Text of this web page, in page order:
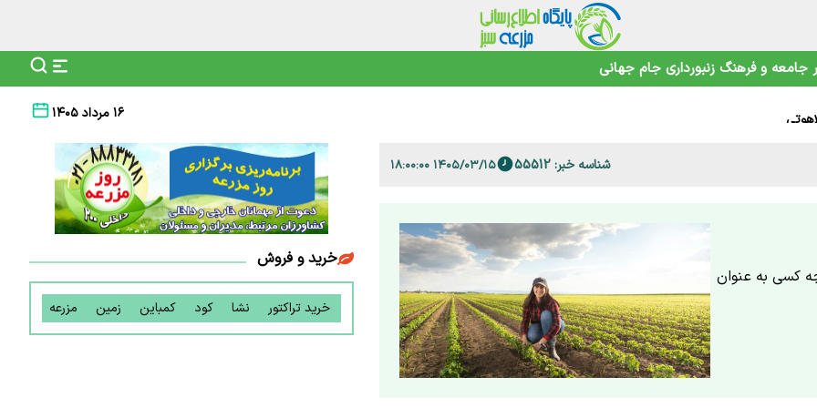
جامعه و فرهنگ زنبورداری جام جهانی
۱۶ مرداد ۱۴۰۵
شناسه خبر: 55512 ۱۴۰۵/۰۳/۱۵ ۱۸:۰۰:۰۰
کسی به عنوان
خرید و فروش
خرید تراکتور نشا کود کمباین زمین مزرعه